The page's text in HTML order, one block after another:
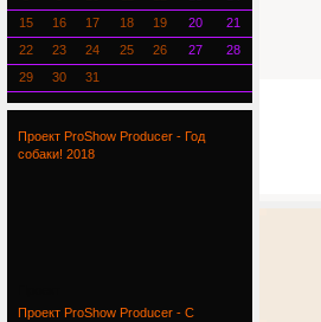
15
16 17 18 19 20
21
22
23 24 25 26 27
28
29
30 31
Проект ProShow Producer - Год
собаки! 2018
Проект ProShow Producer - С